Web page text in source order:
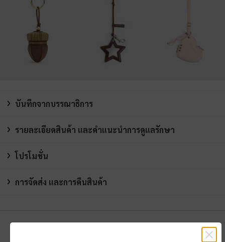
บันทึกจากบรรณาธิการ
รายละเอียดสินค้า และคำแนะนำการดูแลรักษา
โปรโมชั่น
การจัดส่ง และการคืนสินค้า